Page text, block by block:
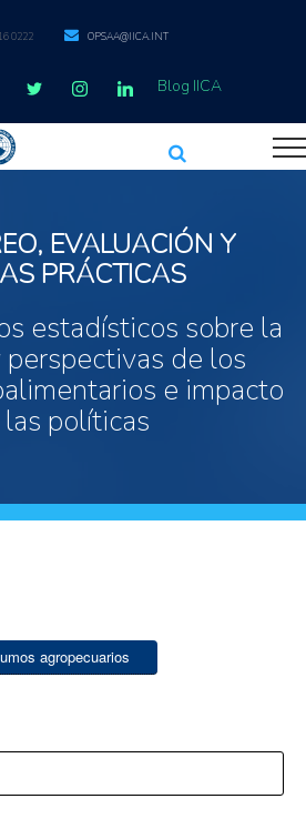
0222 OPSAA@IICA.INT
Blog IICA
EVALUACIÓN Y
PRÁCTICAS
estadísticos sobre la
de los
e impacto
políticas
agropecuarios